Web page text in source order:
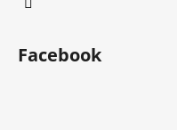
Facebook